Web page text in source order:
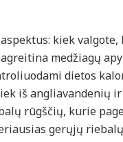
kiek valgote,
medžiagų
dietos
iš angliavandenių
rūgščių, kurie
gerųjų